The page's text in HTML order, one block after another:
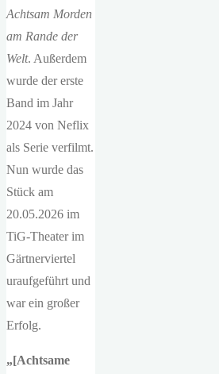
Achtsam Morden
am Rande der
Welt. Außerdem
wurde der erste
Band im Jahr
2024 von Neflix
als Serie verfilmt.
Nun wurde das
Stück am
20.05.2026 im
TiG-Theater im
Gärtnerviertel
uraufgeführt und
war ein großer
Erfolg.
„[Achtsame